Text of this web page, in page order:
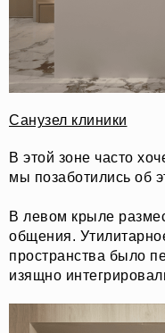
Санузел клиники
В этой зоне часто
мы позаботились об
В левом крыле
общения.
пространства было
изящно